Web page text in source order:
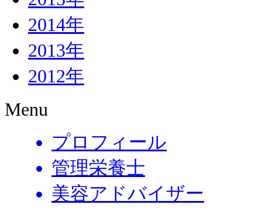
2014年
2013年
2012年
Menu
プロフィール
管理栄養士
美容アドバイザー